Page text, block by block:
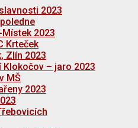
2023
Místek 2023
Krteček
Zlín 2023
Klokočov – jaro 2023
MŠ
2023